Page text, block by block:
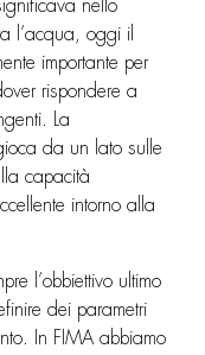
nello
l’acqua, oggi il
importante per
rispondere a
La
da un lato sulle
capacità
intorno alla
l’obbiettivo ultimo
dei parametri
In FIMA abbiamo